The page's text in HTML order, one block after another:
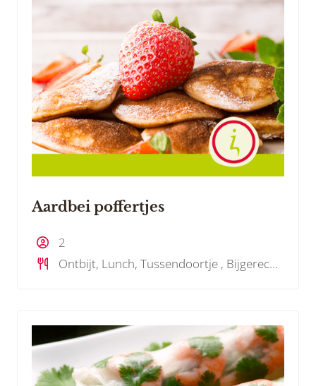
Aardbei poffertjes
2
Ontbijt, Lunch, Tussendoortje , Bijgerecht, Dessert